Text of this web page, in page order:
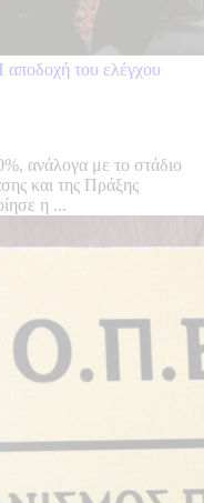
του ελέγχου
ανάλογα με το στάδιο
και της Πράξης
η ...